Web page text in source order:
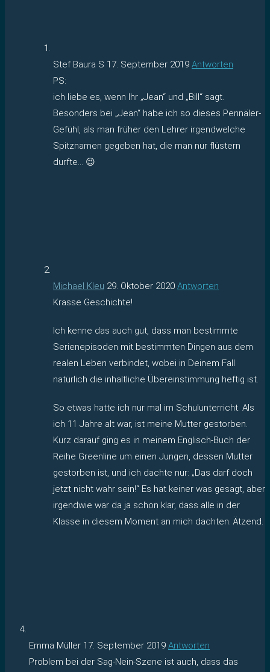
Stef Baura S 17. September 2019 Antworten
PS:
ich liebe es, wenn Ihr „Jean“ und „Bill“ sagt.
Besonders bei „Jean“ habe ich so dieses Pennäler-
Gefühl, als man früher den Lehrer irgendwelche
Spitznamen gegeben hat, die man nur flüstern
durfte… 😉
Michael Kleu 29. Oktober 2020 Antworten
Krasse Geschichte!
Ich kenne das auch gut, dass man bestimmte
Serienepisoden mit bestimmten Dingen aus dem
realen Leben verbindet, wobei in Deinem Fall
natürlich die inhaltliche Übereinstimmung heftig ist.
So etwas hatte ich nur mal im Schulunterricht. Als
ich 11 Jahre alt war, ist meine Mutter gestorben.
Kurz darauf ging es in meinem Englisch-Buch der
Reihe Greenline um einen Jungen, dessen Mutter
gestorben ist, und ich dachte nur: „Das darf doch
jetzt nicht wahr sein!“ Es hat keiner was gesagt, aber
irgendwie war da ja schon klar, dass alle in der
Klasse in diesem Moment an mich dachten. Ätzend.
Emma Müller 17. September 2019 Antworten
Problem bei der Sag-Nein-Szene ist auch, dass das